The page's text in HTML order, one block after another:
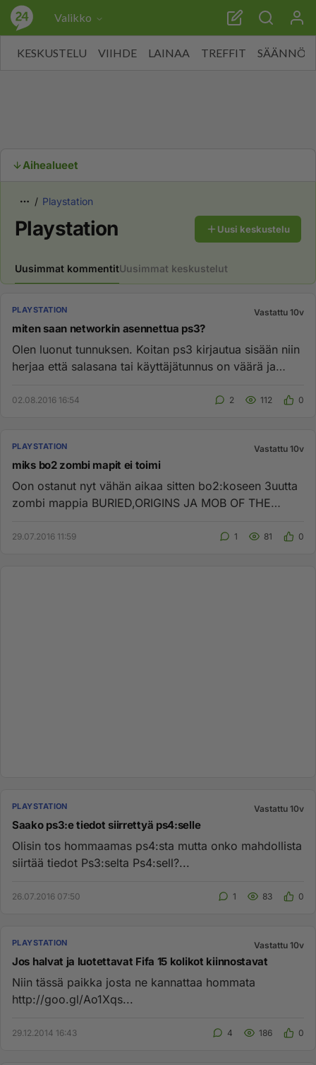
Valikko
KESKUSTELU VIIHDE LAINAA TREFFIT SÄÄNNÖT
Aihealueet
Playstation
Playstation Uusi keskustelu
Uusimmat kommentitUusimmat keskustelut
PLAYSTATION Vastattu 10v
miten saan networkin asennettua ps3?
Olen luonut tunnuksen. Koitan ps3 kirjautua sisään niin
herjaa että salasana tai käyttäjätunnus on väärä ja
02.08.2016 16:54 2 112 0
PLAYSTATION Vastattu 10v
miks bo2 zombi mapit ei toimi
Oon ostanut nyt vähän aikaa sitten bo2:koseen 3uutta
zombi mappia BURIED,ORIGINS JA MOB OF THE
29.07.2016 11:59 1 81 0
PLAYSTATION Vastattu 10v
Saako ps3:e tiedot siirrettyä ps4:selle
Olisin tos hommaamas ps4:sta mutta onko mahdollista
siirtää tiedot Ps3:selta Ps4:sell?...
26.07.2016 07:50 1 83 0
PLAYSTATION Vastattu 10v
Jos halvat ja luotettavat Fifa 15 kolikot kiinnostavat
Niin tässä paikka josta ne kannattaa hommata
http://goo.gl/Ao1Xqs...
29.12.2014 16:43 4 186 0